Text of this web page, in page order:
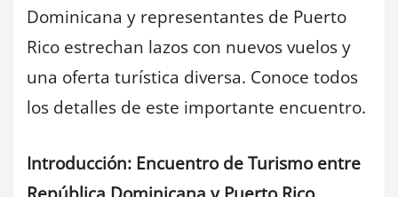
Dominicana y representantes de Puerto
Rico estrechan lazos con nuevos vuelos y
una oferta turística diversa. Conoce todos
los detalles de este importante encuentro.
Introducción: Encuentro de Turismo entre